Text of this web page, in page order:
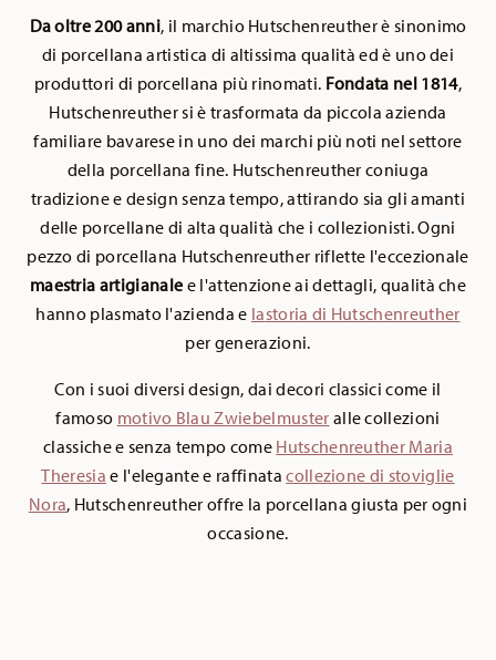
Da oltre 200 anni, il marchio Hutschenreuther è sinonimo
di porcellana artistica di altissima qualità ed è uno dei
produttori di porcellana più rinomati. Fondata nel 1814,
Hutschenreuther si è trasformata da piccola azienda
familiare bavarese in uno dei marchi più noti nel settore
della porcellana fine. Hutschenreuther coniuga
tradizione e design senza tempo, attirando sia gli amanti
delle porcellane di alta qualità che i collezionisti. Ogni
pezzo di porcellana Hutschenreuther riflette l'eccezionale
maestria artigianale e l'attenzione ai dettagli, qualità che
hanno plasmato l'azienda e lastoria di Hutschenreuther
per generazioni.
Con i suoi diversi design, dai decori classici come il
famoso motivo Blau Zwiebelmuster alle collezioni
classiche e senza tempo come Hutschenreuther Maria
Theresia e l'elegante e raffinatacollezione di stoviglie
Nora, Hutschenreuther offre la porcellana giusta per ogni
occasione.